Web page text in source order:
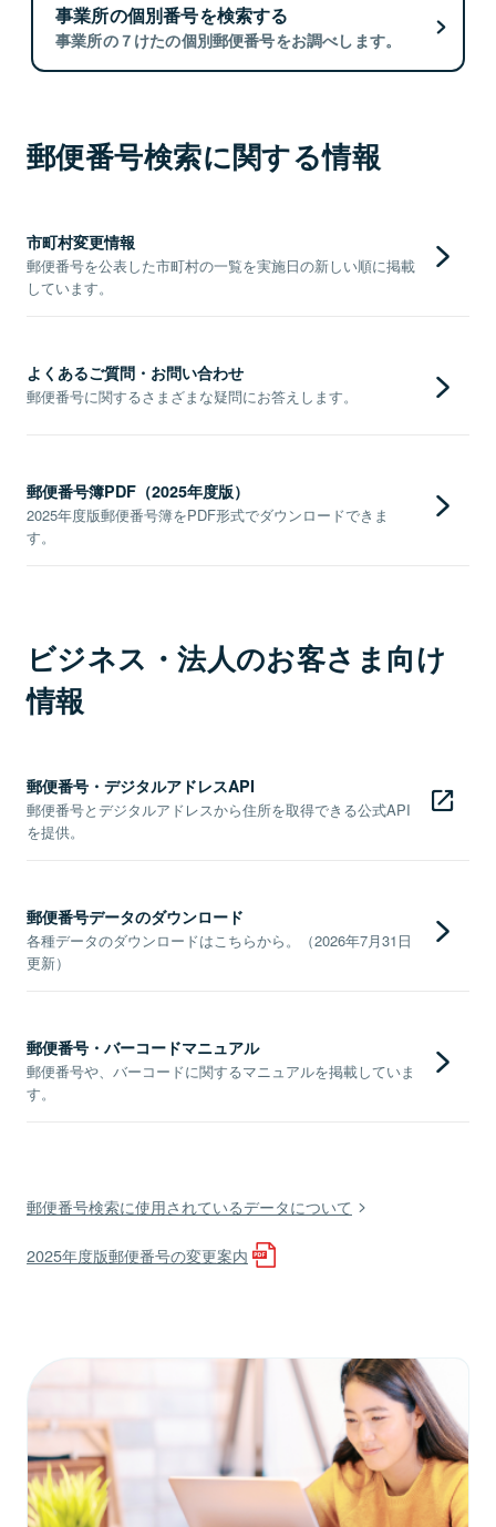
事業所の個別番号を検索する
事業所の７けたの個別郵便番号をお調べします。
郵便番号検索に関する情報
市町村変更情報
郵便番号を公表した市町村の一覧を実施日の新しい順に掲載
しています。
よくあるご質問・お問い合わせ
郵便番号に関するさまざまな疑問にお答えします。
郵便番号簿PDF（2025年度版）
2025年度版郵便番号簿をPDF形式でダウンロードできま
す。
ビジネス・法人のお客さま向け
情報
郵便番号・デジタルアドレスAPI
郵便番号とデジタルアドレスから住所を取得できる公式API
を提供。
郵便番号データのダウンロード
各種データのダウンロードはこちらから。（2026年7月31日
更新）
郵便番号・バーコードマニュアル
郵便番号や、バーコードに関するマニュアルを掲載していま
す。
郵便番号検索に使用されているデータについて
2025年度版郵便番号の変更案内